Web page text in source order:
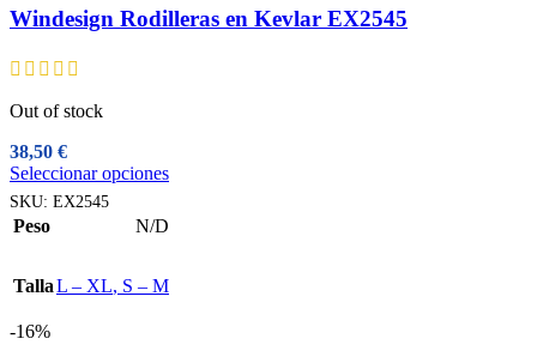
página
de
Windesign Rodilleras en Kevlar EX2545
Out of stock
38,50 €
Seleccionar opcionesEste
Las
opciones
SKU: EX2545
Peso N/D
TallaL – XL, S – M
-16%